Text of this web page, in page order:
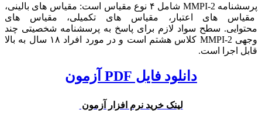
پرسشنامه MMPI-2 شامل ۴ نوع مقیاس است: مقیاس های بالینی،
مقیاس های اعتبار، مقیاس های تکمیلی، مقیاس های
محتوایی. سطح سواد لازم برای پاسخ به پرسشنامه شخصیتی چند
وجهی MMPI-2 کلاس هشتم است و در مورد افراد ۱۸ سال به بالا
قابل اجرا است.
دانلود فایل PDF آزمون
لینک خرید نرم افزار آزمون